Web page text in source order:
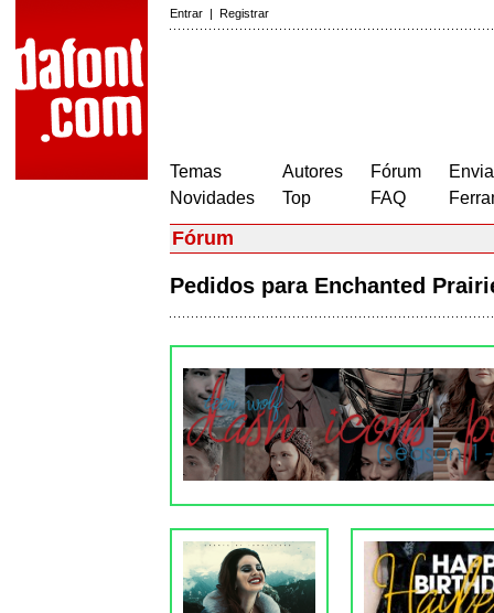
Entrar | Registrar
Temas
Novidades
Autores
Top
Fórum
FAQ
Fórum
Pedidos para Enchanted